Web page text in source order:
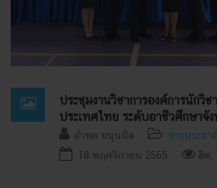
ประชุมงานวิชาการองค์การนัก
ประเทศไทย ระดับอาชีวศึกษาจั
อำพล ขนุนนิล
ข่าวประช
18 พฤศจิกายน 2565
ฮิต: